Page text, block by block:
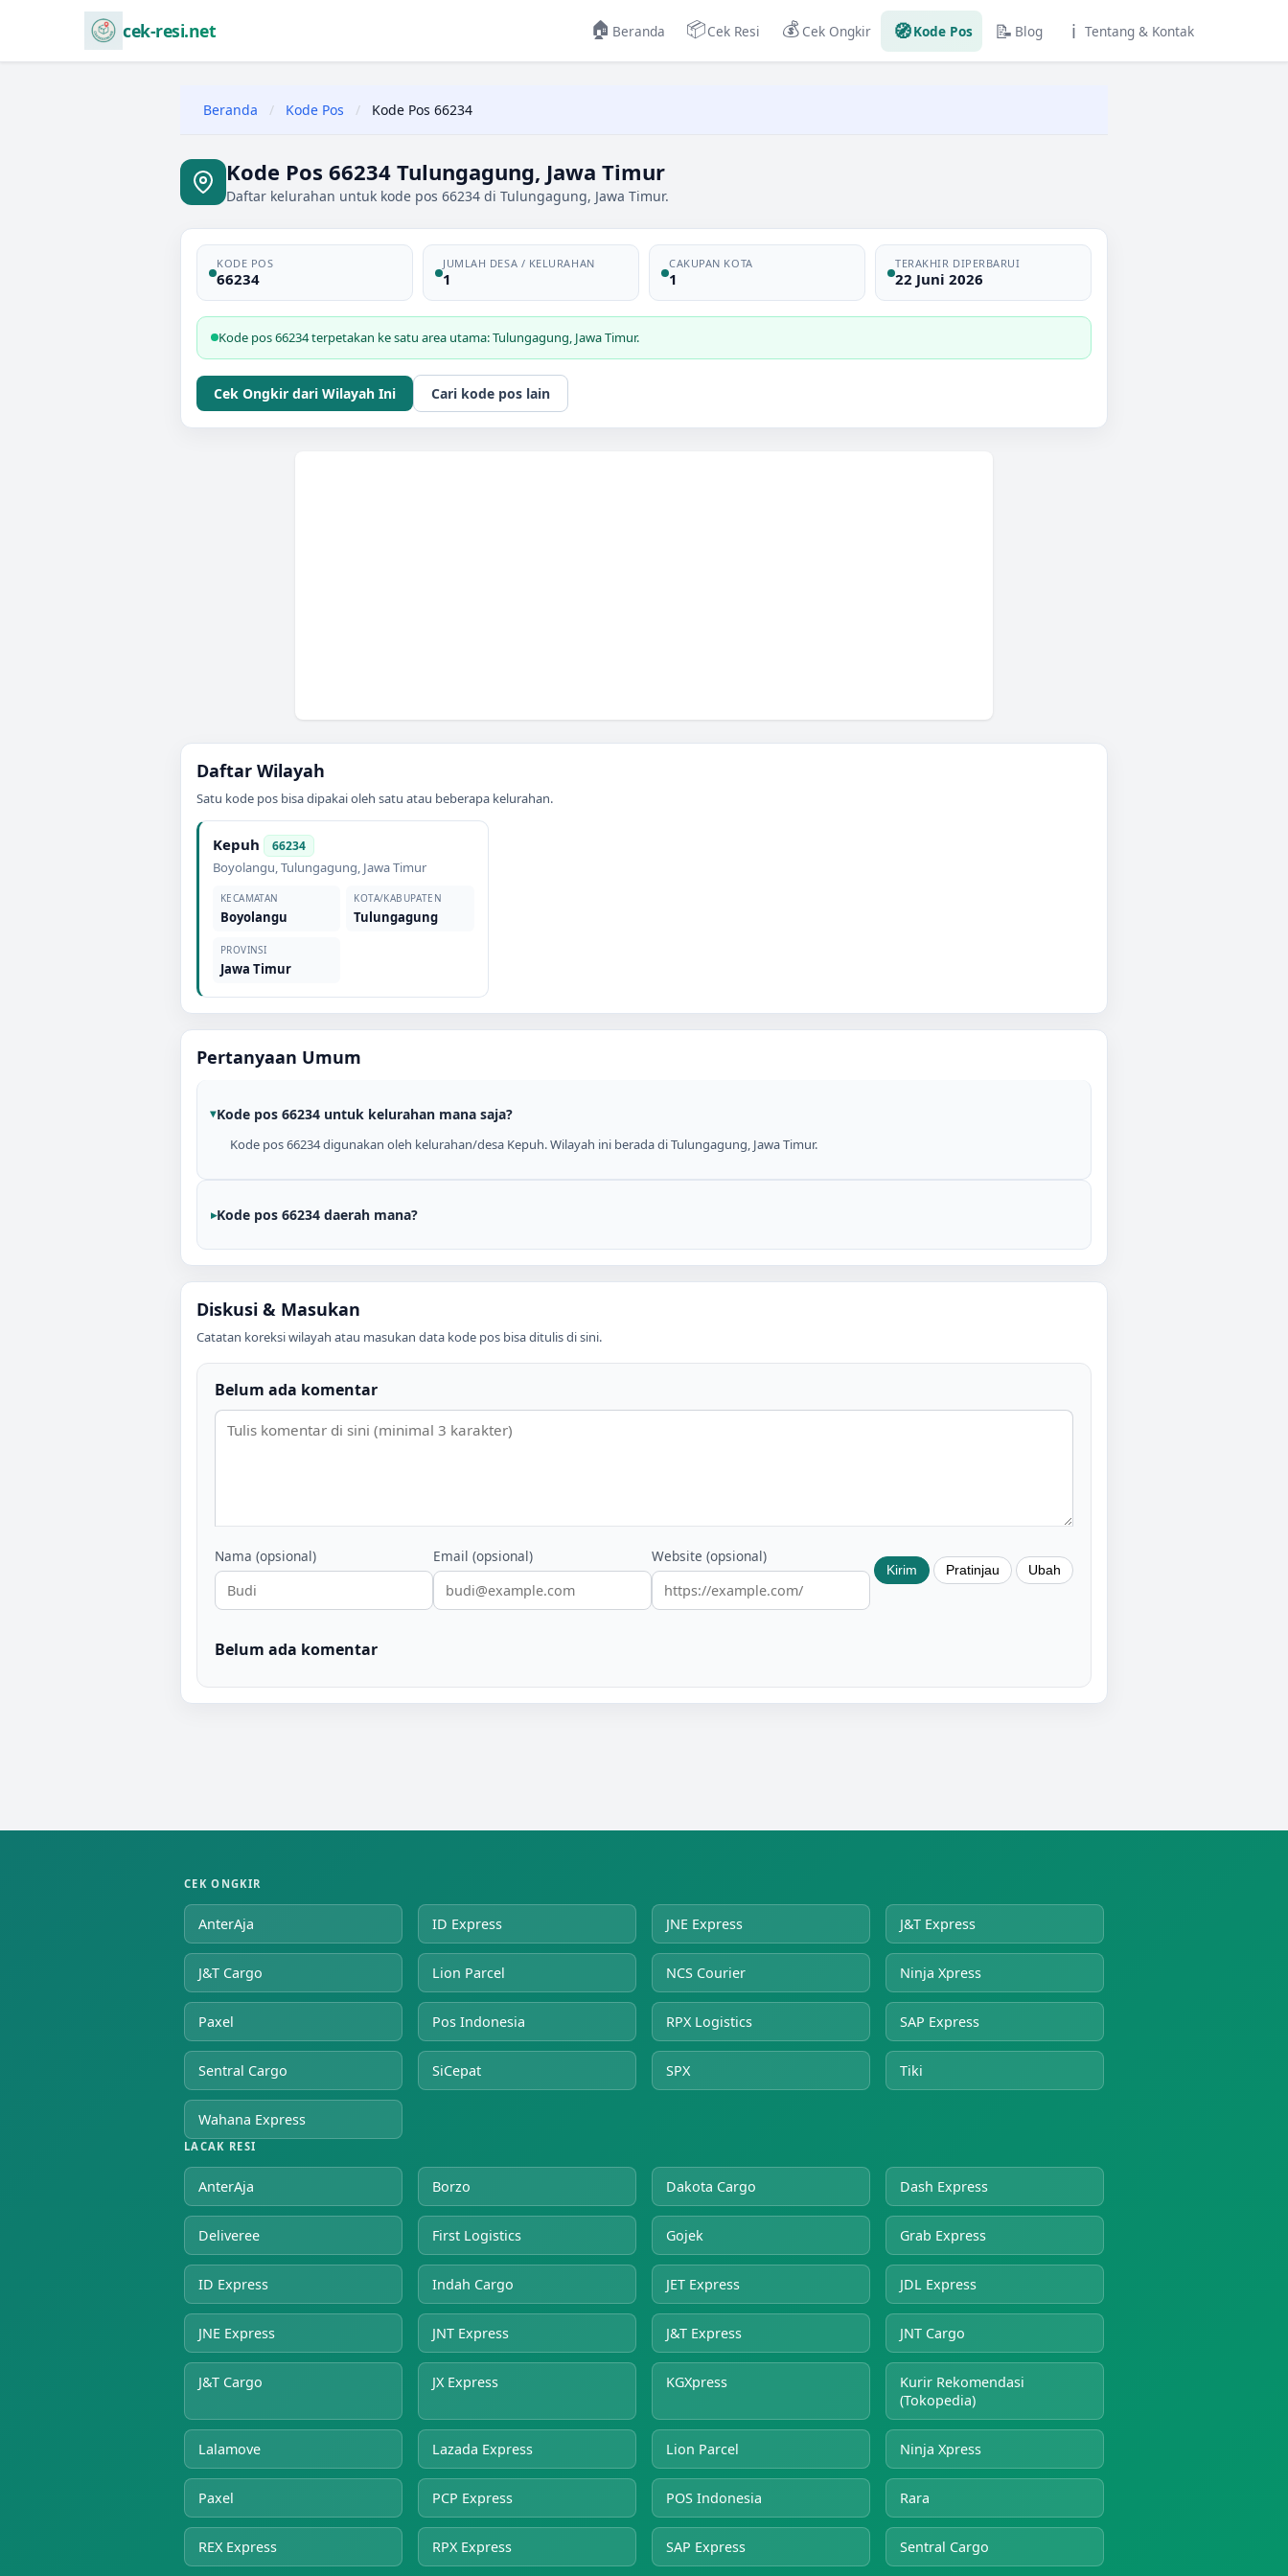
cek-resi.net 🏠 Beranda 📦Cek Resi 💰 Cek Ongkir 🧭Kode Pos 📝 Blog ℹ️ Tentang & Kontak
Beranda / Kode Pos / Kode Pos 66234
Kode Pos 66234 Tulungagung, Jawa Timur
Daftar kelurahan untuk kode pos 66234 di Tulungagung, Jawa Timur.
KODE POS
66234
JUMLAH DESA / KELURAHAN
1
CAKUPAN KOTA
1
TERAKHIR DIPERBARUI
22 Juni 2026
Kode pos 66234 terpetakan ke satu area utama: Tulungagung, Jawa Timur.
Cek Ongkir dari Wilayah Ini Cari kode pos lain
Daftar Wilayah
Satu kode pos bisa dipakai oleh satu atau beberapa kelurahan.
Kepuh 66234
Boyolangu,Tulungagung, Jawa Timur
KECAMATAN
Boyolangu
KOTA/KABUPATEN
Tulungagung
PROVINSI
Jawa Timur
Pertanyaan Umum
Kode pos 66234 untuk kelurahan mana saja?
Kode pos 66234 digunakan oleh kelurahan/desa Kepuh. Wilayah ini berada di Tulungagung, Jawa Timur.
Kode pos 66234 daerah mana?
Diskusi & Masukan
Catatan koreksi wilayah atau masukan data kode pos bisa ditulis di sini.
Belum ada komentar
Nama (opsional) Email (opsional) Website (opsional)
Belum ada komentar
CEK ONGKIR
AnterAja ID Express JNE Express J&T Express
J&T Cargo Lion Parcel NCS Courier Ninja Xpress
Paxel Pos Indonesia RPX Logistics SAP Express
Sentral Cargo SiCepat SPX Tiki
Wahana Express
LACAK RESI
AnterAja Borzo Dakota Cargo Dash Express
Deliveree First Logistics Gojek Grab Express
ID Express Indah Cargo JET Express JDL Express
JNE Express JNT Express J&T Express JNT Cargo
J&T Cargo JX Express KGXpress
Kurir Rekomendasi
(Tokopedia)
Lalamove Lazada Express Lion Parcel Ninja Xpress
Paxel PCP Express POS Indonesia Rara
REX Express RPX Express SAP Express Sentral Cargo